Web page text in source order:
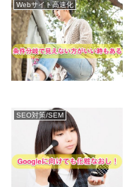
Webサイト高速化
SEO対策/SEM